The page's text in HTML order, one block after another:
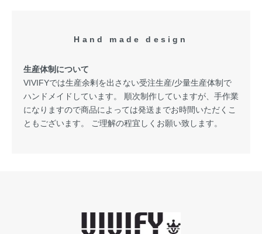
Hand made design
生産体制について
VIVIFYでは生産余剰を出さない受注生産/少量生産体制で
ハンドメイドしています。 順次制作していますが、手作業
になりますので商品によっては発送までお時間いただくこ
ともございます。 ご理解の程宜しくお願い致します。